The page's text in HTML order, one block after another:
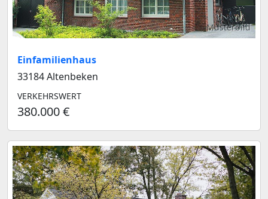
Musterbild
Einfamilienhaus
33184 Altenbeken
VERKEHRSWERT
380.000 €